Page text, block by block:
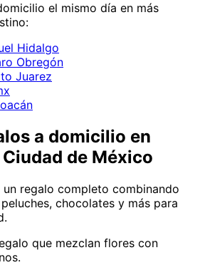
el mismo día en más
Hidalgo
Obregón
Juarez
a domicilio en
de México
un regalo completo combinando
chocolates y más para
que mezclan flores con